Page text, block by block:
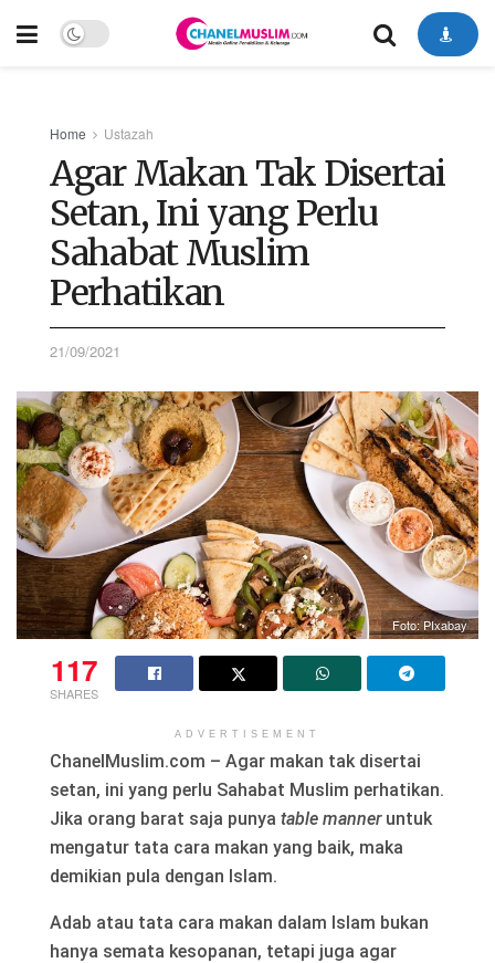
Home Ustazah
Agar Makan Tak Disertai
Setan, Ini yang Perlu
Sahabat Muslim
Perhatikan
21/09/2021
Foto: PIxabay
117
SHARES
ADVERTISEMENT
ChanelMuslim.com – Agar makan tak disertai
setan, ini yang perlu Sahabat Muslim perhatikan.
Jika orang barat saja punya table manneruntuk
mengatur tata cara makan yang baik, maka
demikian pula dengan Islam.
Adab atau tata cara makan dalam Islam bukan
hanya semata kesopanan, tetapi juga agar